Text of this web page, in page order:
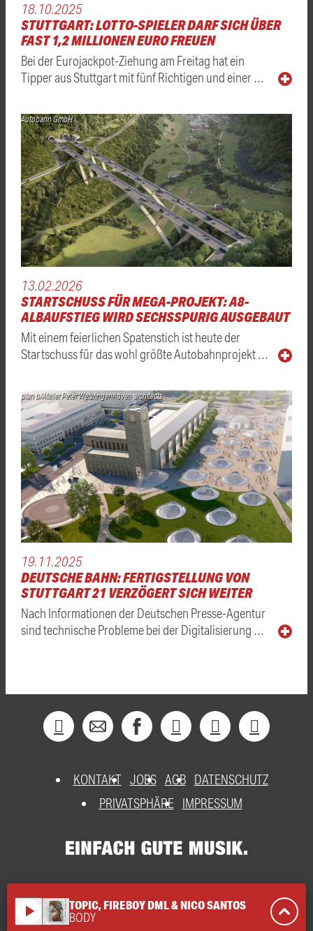
18.10.2025
STUTTGART: LOTTO-SPIELER DARF SICH ÜBER
FAST 1,2 MILLIONEN EURO FREUEN
Bei der Eurojackpot-Ziehung am Freitag hat ein
Tipper aus Stuttgart mit fünf Richtigen und einer …
Autobahn GmbH
13.02.2026
STARTSCHUSS FÜR MEGA-PROJEKT: A8-
ALBAUFSTIEG WIRD SECHSSPURIG AUSGEBAUT
Mit einem feierlichen Spatenstich ist heute der
Startschuss für das wohl größte Autobahnprojekt …
plan b/Atelier Peter Wels/ingenhoven architects
19.11.2025
DEUTSCHE BAHN: FERTIGSTELLUNG VON
STUTTGART 21 VERZÖGERT SICH WEITER
Nach Informationen der Deutschen Presse-Agentur
sind technische Probleme bei der Digitalisierung …
KONTAKT JOBS AGB DATENSCHUTZ
PRIVATSPHÄRE
IMPRESSUM
play_arrow TOPIC, FIREBOY DML & NICO SANTOS
BODY